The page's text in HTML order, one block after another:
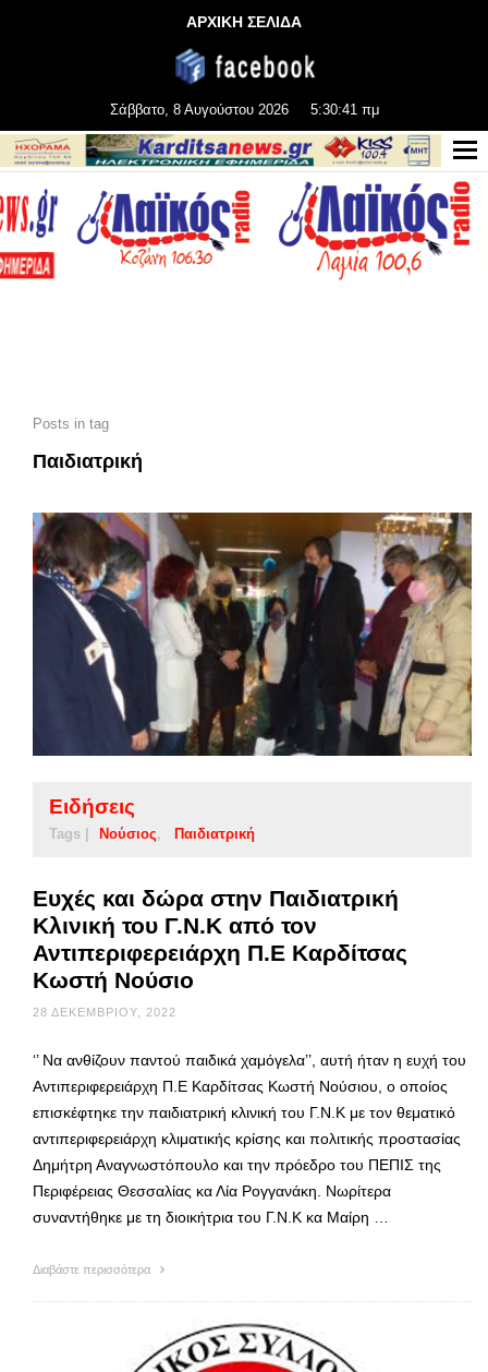
ΑΡΧΙΚΗ ΣΕΛΙΔΑ
Σάββατο, 8 Αυγούστου 2026 5:30:42 πμ
Posts in tag
Παιδιατρική
Ειδήσεις
Tags | Νούσιος Παιδιατρική
Ευχές και δώρα στην Παιδιατρική
Κλινική του Γ.Ν.Κ από τον
Αντιπεριφερειάρχη Π.Ε Καρδίτσας
Κωστή Νούσιο
28 ΔΕΚΕΜΒΡΊΟΥ, 2022
‘’ Να ανθίζουν παντού παιδικά χαμόγελα’’, αυτή ήταν η ευχή του
Αντιπεριφερειάρχη Π.Ε Καρδίτσας Κωστή Νούσιου, ο οποίος
επισκέφτηκε την παιδιατρική κλινική του Γ.Ν.Κ με τον θεματικό
αντιπεριφερειάρχη κλιματικής κρίσης και πολιτικής προστασίας
Δημήτρη Αναγνωστόπουλο και την πρόεδρο του ΠΕΠΙΣ της
Περιφέρειας Θεσσαλίας κα Λία Ρογγανάκη. Νωρίτερα
συναντήθηκε με τη διοικήτρια του Γ.Ν.Κ κα Μαίρη …
Διαβάστε περισσότερα